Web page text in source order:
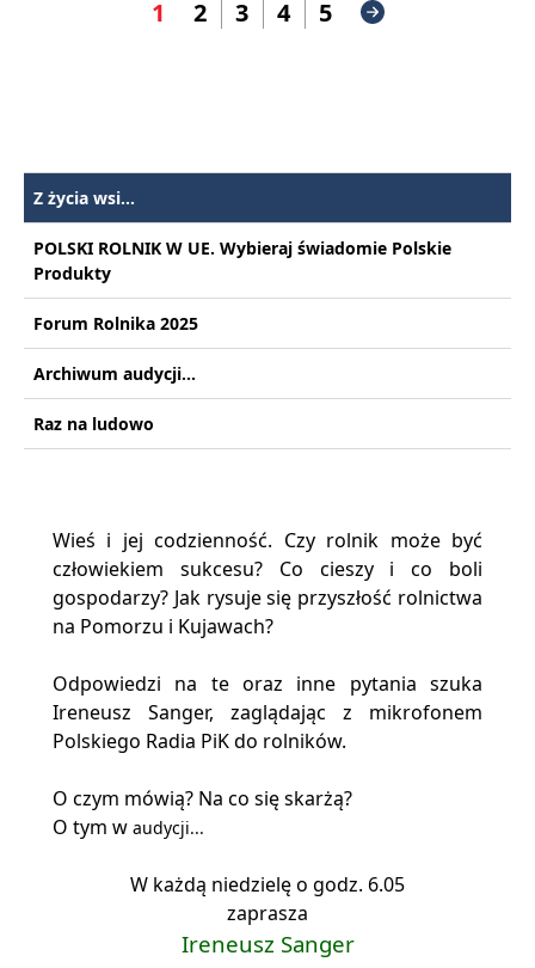
1 2 3 4 5
Z życia wsi...
POLSKI ROLNIK W UE. Wybieraj świadomie Polskie
Produkty
Forum Rolnika 2025
Archiwum audycji...
Raz na ludowo
Wieś i jej codzienność. Czy rolnik może być
człowiekiem sukcesu? Co cieszy i co boli
gospodarzy? Jak rysuje się przyszłość rolnictwa
na Pomorzu i Kujawach?
Odpowiedzi na te oraz inne pytania szuka
Ireneusz Sanger, zaglądając z mikrofonem
Polskiego Radia PiK do rolników.
O czym mówią? Na co się skarżą?
O tym w audycji...
W każdą niedzielę o godz. 6.05
zaprasza
Ireneusz Sanger